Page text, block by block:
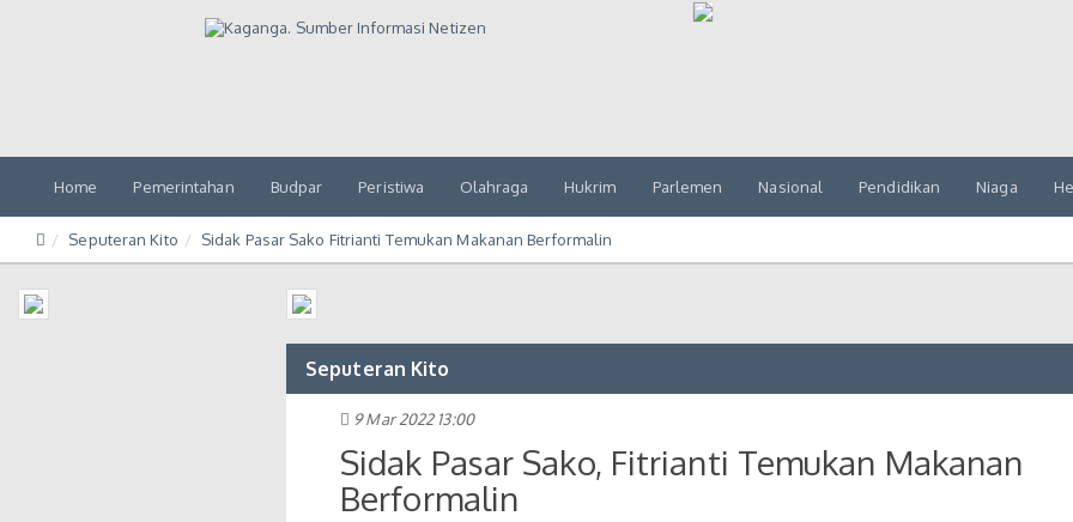
Home Pemerintahan Budpar Peristiwa Olahraga Hukrim Parlemen Nasional Pendidikan Niaga
Seputeran Kito Sidak Pasar Sako Fitrianti Temukan Makanan Berformalin
Seputeran Kito
9 Mar 2022 13:00
Sidak Pasar Sako, Fitrianti Temukan Makanan
Berformalin